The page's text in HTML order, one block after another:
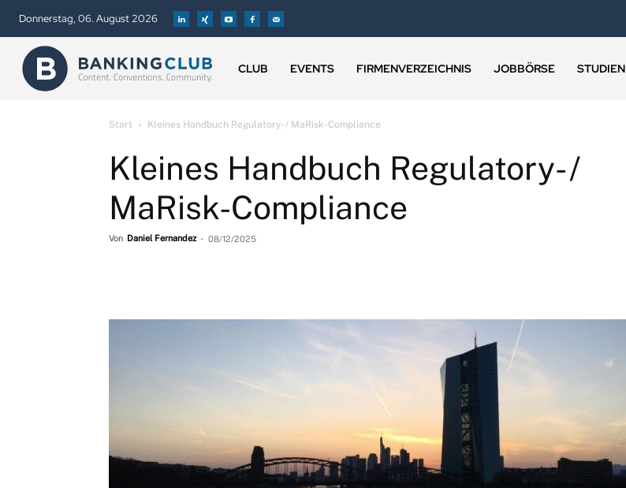
Donnerstag, 06. August 2026
CLUB EVENTS FIRMENVERZEICHNIS JOBBÖRSE STUDIEN
Start Kleines Handbuch Regulatory- / MaRisk-Compliance
Kleines Handbuch Regulatory- /
MaRisk-Compliance
Von Daniel Fernandez - 08/12/2025